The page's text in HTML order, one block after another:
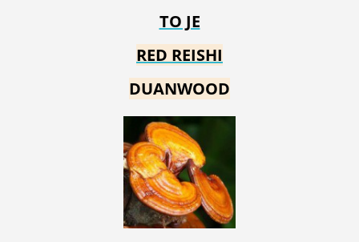
TO JE
RED REISHI
DUANWOOD